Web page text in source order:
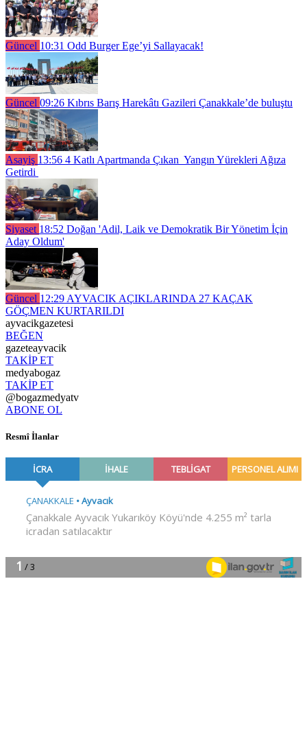
Güncel 10:31 Odd Burger Ege’yi Sallayacak!
Güncel 09:26 Kıbrıs Barış Harekâtı Gazileri Çanakkale’de buluştu
Asayiş 13:56 4 Katlı Apartmanda Çıkan Yangın Yürekleri Ağıza
Getirdi
Siyaset 18:52 Doğan 'Adil, Laik ve Demokratik Bir Yönetim İçin
Aday Oldum'
Güncel 12:29 AYVACIK AÇIKLARINDA 27 KAÇAK
GÖÇMEN KURTARILDI
ayvacikgazetesi
BEĞEN
gazeteayvacik
TAKİP ET
medyabogaz
TAKİP ET
@bogazmedyatv
ABONE OL
Resmî İlanlar